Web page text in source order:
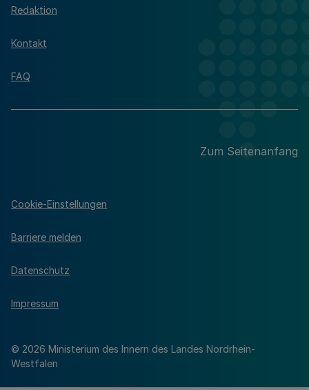
Redaktion
Kontakt
FAQ
Zum Seitenanfang
© 2026 Ministerium des Innern des Landes Nordrhein-
Westfalen
Cookie-Einstellungen
Barriere melden
Datenschutz
Impressum